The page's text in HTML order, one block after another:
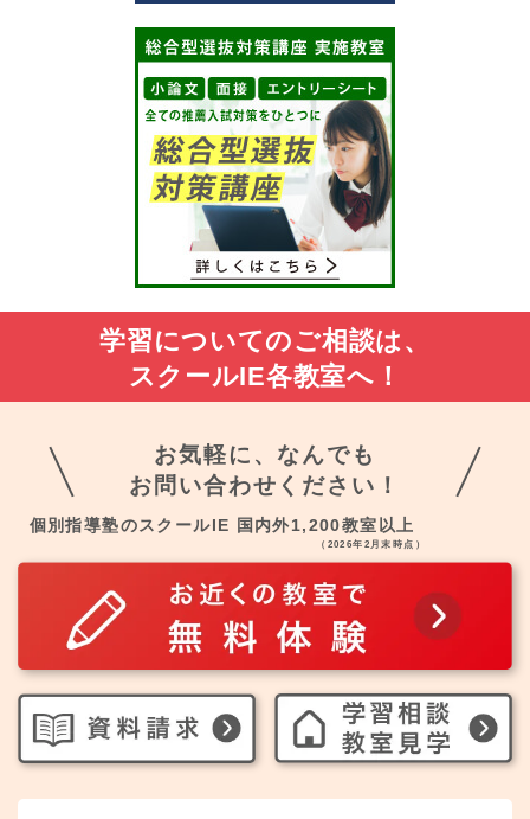
学習についてのご相談は、
スクールIE各教室へ！
お気軽に、なんでも
お問い合わせください！
個別指導塾のスクールIE 国内外1,200教室以上
（2026年2月末時点）